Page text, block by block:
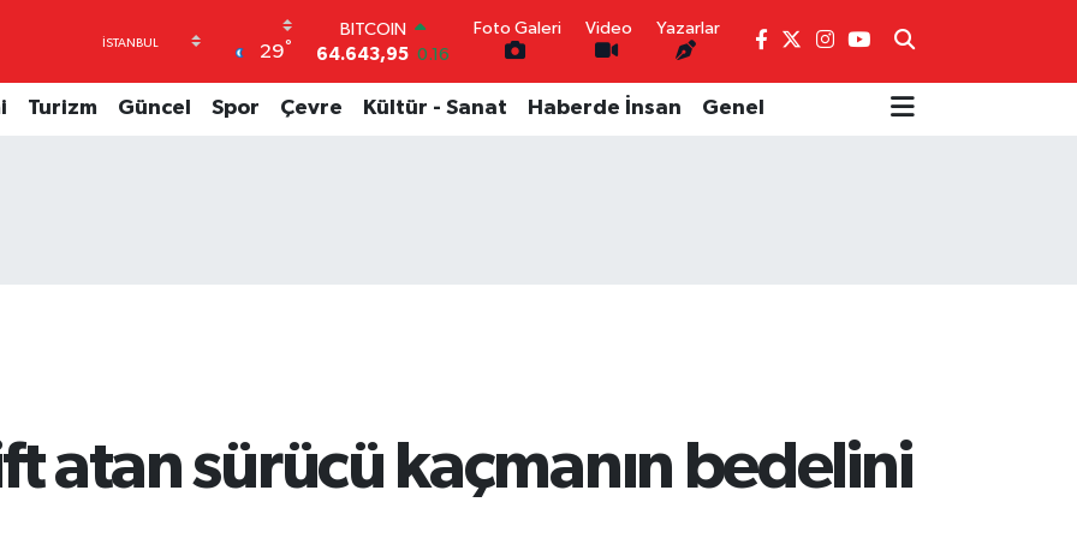
29°
DOLAR
47,6006 0.06
EURO
55,0250 0.02
Foto Galeri Video Yazarlar
Turizm Güncel Spor Çevre Kültür - Sanat Haberde İnsan Genel
atan sürücü kaçmanın bedelini